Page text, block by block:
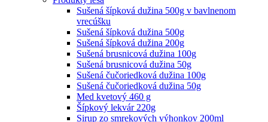
Sušená šípková dužina 500g v bavlnenom
vrecúšku
Sušená šípková dužina 500g
Sušená šípková dužina 200g
Sušená brusnicová dužina 100g
Sušená brusnicová dužina 50g
Sušená čučoriedková dužina 100g
Sušená čučoriedková dužina 50g
Med kvetový 460 g
Šípkový lekvár 220g
Sirup zo smrekových výhonkov 200ml